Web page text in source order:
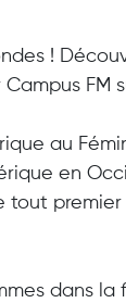
!
FM
au
en
tout premier
dans